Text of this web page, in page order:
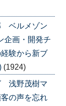
ベルメゾン
企画・開発チ
験から新ブ
(1924)
浅野茂樹マ
の声を忘れ